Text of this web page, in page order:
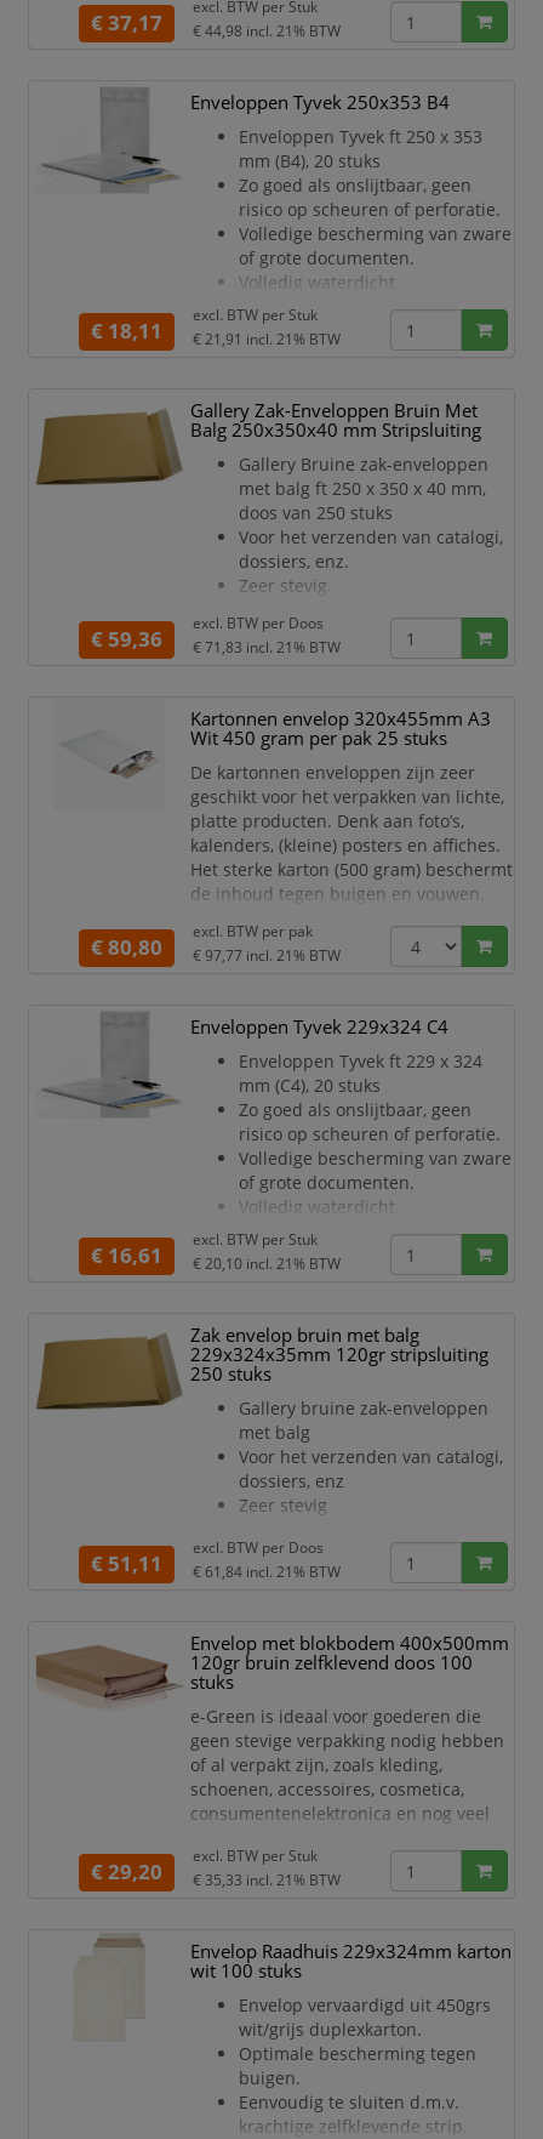
onderweg naar de ontvanger.
De verzendzakken van Bong zijn
zending veilig gesloten blijft. U hoeft
zich dus geen zorgen te maken dat de
zak scheurt of opengaat tijdens het
transpor
€ 37,17
excl. BTW per Stuk
€ 44,98 incl. 21% BTW
Enveloppen Tyvek 250x353 B4
Enveloppen Tyvek ft 250 x 353
mm (B4), 20 stuks
Zo goed als onslijtbaar, geen
risico op scheuren of perforatie.
Volledige bescherming van zware
of grote documenten.
Volledig waterdicht.
55 g/m².
Met stripsluiting.
€ 18,11
excl. BTW per Stuk
€ 21,91 incl. 21% BTW
Gallery Zak-Enveloppen Bruin Met
Balg 250x350x40 mm Stripsluiting
Gallery Bruine zak-enveloppen
met balg ft 250 x 350 x 40 mm,
doos van 250 stuks
Voor het verzenden van catalogi,
dossiers, enz.
Zeer stevig.
Met strip.
Zonder venster.
€ 59,36
excl. BTW per Doos
€ 71,83 incl. 21% BTW
Kartonnen envelop 320x455mm A3
Wit 450 gram per pak 25 stuks
De kartonnen enveloppen zijn zeer
geschikt voor het verpakken van lichte,
platte producten. Denk aan foto’s,
kalenders, (kleine) posters en affiches.
Het sterke karton (500 gram) beschermt
de inhoud tegen buigen en vouwen.
van belangrijke documenten en
certificaten is een kartonnen envelop
De kartonnen enveloppen zijn
gemaakt van een stevige kwaliteit
450 grams karton met een
variabele vulhoog
€ 80,80
excl. BTW per pak
€ 97,77 incl. 21% BTW
Enveloppen Tyvek 229x324 C4
Enveloppen Tyvek ft 229 x 324
mm (C4), 20 stuks
Zo goed als onslijtbaar, geen
risico op scheuren of perforatie.
Volledige bescherming van zware
of grote documenten.
Volledig waterdicht.
55 g/m².
Met stripsluiting.
€ 16,61
excl. BTW per Stuk
€ 20,10 incl. 21% BTW
Zak envelop bruin met balg
229x324x35mm 120gr stripsluiting
250 stuks
Gallery bruine zak-enveloppen
met balg
Voor het verzenden van catalogi,
dossiers, enz
Zeer stevig
Met stripsluiting
Zonder venster
€ 51,11
excl. BTW per Doos
€ 61,84 incl. 21% BTW
Envelop met blokbodem 400x500mm
120gr bruin zelfklevend doos 100
stuks
e-Green is ideaal voor goederen die
geen stevige verpakking nodig hebben
of al verpakt zijn, zoals kleding,
schoenen, accessoires, cosmetica,
consumentenelektronica en nog veel
zelfs rechthoekige artikelen zoals
schoenendozen er gemakkelijk in.
g/m²
Zonder venster
2 stripsluiting stroken met
tearstrip
Verzendmailer met blokbodem
Sluiting aan de korte zi
€ 29,20
excl. BTW per Stuk
€ 35,33 incl. 21% BTW
Envelop Raadhuis 229x324mm karton
wit 100 stuks
Envelop vervaardigd uit 450grs
wit/grijs duplexkarton.
Optimale bescherming tegen
buigen.
Eenvoudig te sluiten d.m.v.
krachtige zelfklevende strip.